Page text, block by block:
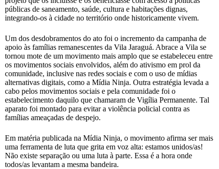
públicas de saneamento, saúde, cultura e habitações dignas,
integrando-os à cidade no território onde historicamente vivem.
Um dos desdobramentos do ato foi o incremento da campanha de
apoio às famílias remanescentes da Vila Jaraguá. Abrace a Vila se
tornou mote de um movimento mais amplo que se estabeleceu entre
os movimentos sociais envolvidos, além do ativismo em prol da
comunidade, inclusive nas redes sociais e com o uso de mídias
alternativas digitais, como a Mídia Ninja. Outra estratégia levada a
cabo pelos movimentos sociais e pela comunidade foi o
estabelecimento daquilo que chamaram de Vigília Permanente. Tal
aparato foi montado para evitar a violência policial contra as
famílias ameaçadas de despejo.
Em matéria publicada na Mídia Ninja, o movimento afirma ser mais
uma ferramenta de luta que grita em voz alta: estamos unidos/as!
Não existe separação ou uma luta à parte. Essa é a hora onde
todos/as levantam a mesma bandeira.